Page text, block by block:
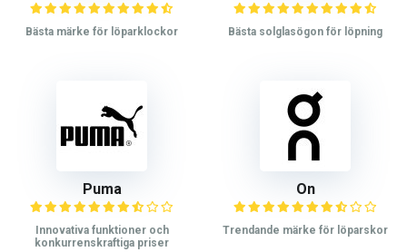
Bästa märke för löparklockor Bästa solglasögon för löpning
Puma
Innovativa funktioner och
konkurrenskraftiga priser
On
Trendande märke för löparskor